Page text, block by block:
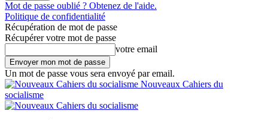
Mot de passe oublié ? Obtenez de l'aide.
Politique de confidentialité
Récupération de mot de passe
Récupérer votre mot de passe
votre email
Un mot de passe vous sera envoyé par email.
Nouveaux Cahiers du
socialisme